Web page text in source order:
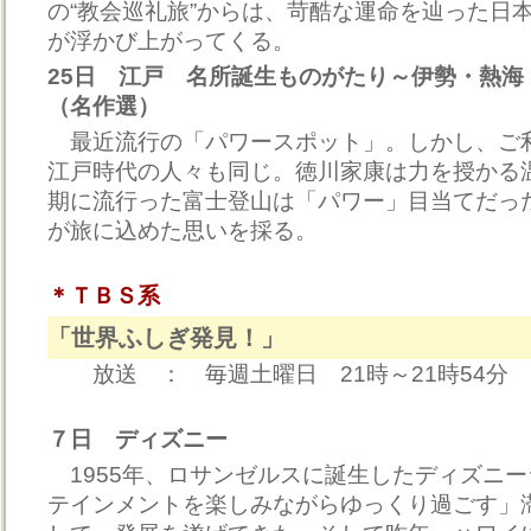
の“教会巡礼旅”からは、苛酷な運命を辿った日
が浮かび上がってくる。
25日 江戸 名所誕生ものがたり～伊勢・熱海
（名作選）
最近流行の「パワースポット」。しかし、ご
江戸時代の人々も同じ。徳川家康は力を授かる
期に流行った富士登山は「パワー」目当てだっ
が旅に込めた思いを採る。
＊ＴＢＳ系
「世界ふしぎ発見！」
放送 ： 毎週土曜日 21時～21時54分
７日 ディズニー
1955年、ロサンゼルスに誕生したディズニ
テインメントを楽しみながらゆっくり過ごす」